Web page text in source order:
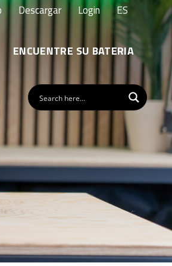
Descargar Login ES
ENCUENTRE SU BATERIA